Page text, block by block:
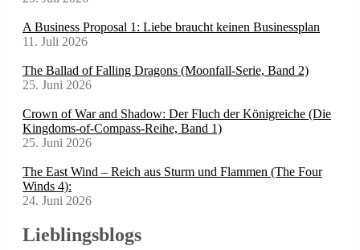
A Business Proposal 1: Liebe braucht keinen Businessplan
11. Juli 2026
The Ballad of Falling Dragons (Moonfall-Serie, Band 2)
25. Juni 2026
Crown of War and Shadow: Der Fluch der Königreiche (Die
Kingdoms-of-Compass-Reihe, Band 1)
25. Juni 2026
The East Wind – Reich aus Sturm und Flammen (The Four
Winds 4):
24. Juni 2026
Lieblingsblogs